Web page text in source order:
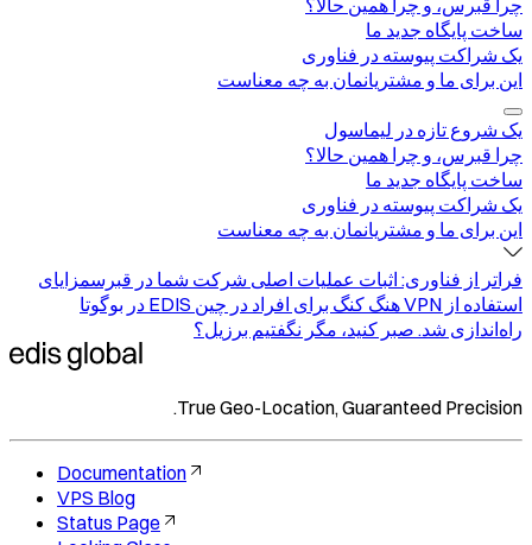
چرا قبرس، و چرا همین حالا؟
ساخت پایگاه جدید ما
یک شراکت پیوسته در فناوری
این برای ما و مشتریانمان به چه معناست
یک شروع تازه در لیماسول
چرا قبرس، و چرا همین حالا؟
ساخت پایگاه جدید ما
یک شراکت پیوسته در فناوری
این برای ما و مشتریانمان به چه معناست
فراتر از فناوری: اثبات عملیات اصلی شرکت شما در قبرسمزایای
استفاده از VPN هنگ کنگ برای افراد در چین
EDIS در بوگوتا
راه‌اندازی شد. صبر کنید، مگر نگفتیم برزیل؟
True Geo-Location, Guaranteed Precision.
Documentation
VPS Blog
Status Page